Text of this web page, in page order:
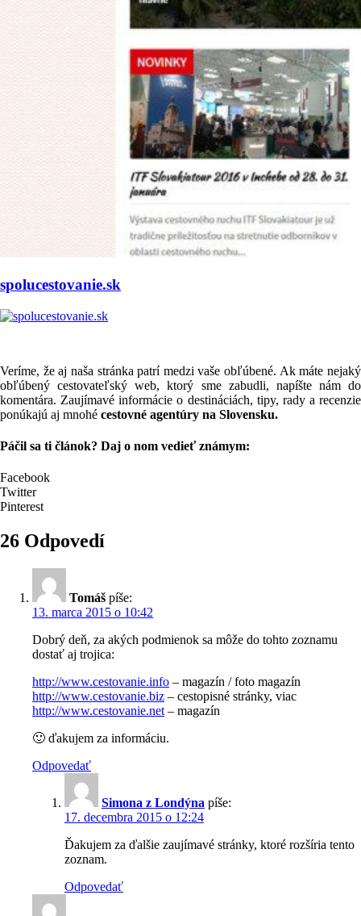
spolucestovanie.sk
Veríme, že aj naša stránka patrí medzi vaše obľúbené. Ak máte nejaký
obľúbený cestovateľský web, ktorý sme zabudli, napíšte nám do
komentára. Zaujímavé informácie o destináciách, tipy, rady a recenzie
ponúkajú aj mnohé cestovné agentúry na Slovensku.
Páčil sa ti článok? Daj o nom vedieť známym:
Facebook
Twitter
Pinterest
26 Odpovedí
Tomáš píše:
13. marca 2015 o 10:42
Dobrý deň, za akých podmienok sa môže do tohto zoznamu
dostať aj trojica:
http://www.cestovanie.info – magazín / foto magazín
http://www.cestovanie.biz – cestopisné stránky, viac
http://www.cestovanie.net – magazín
🙂 ďakujem za informáciu.
Odpovedať
Simona z Londýna píše:
17. decembra 2015 o 12:24
Ďakujem za ďalšie zaujímavé stránky, ktoré rozšíria tento
zoznam.
Odpovedať